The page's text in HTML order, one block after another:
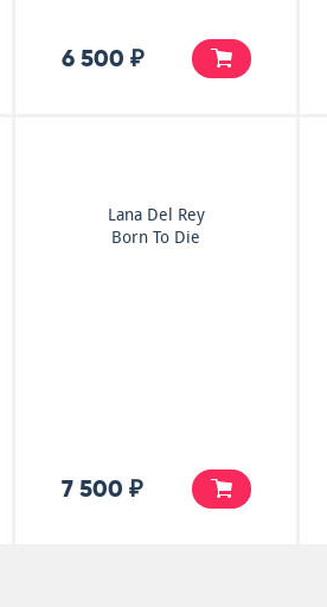
6 500 ₽
Lana Del Rey
Born To Die
7 500 ₽